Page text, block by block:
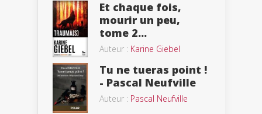
Et chaque fois,
mourir un peu,
tome 2...
Auteur : Karine Giebel
Tu ne tueras point !
- Pascal Neufville
Auteur : Pascal Neufville